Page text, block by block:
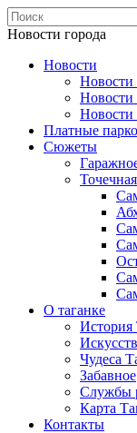
Новости города
Новости
Новости
Новости
Новости
Платные
Сюжеты
О таганке
История
Чудеса
Забавное
Службы
Карта
Контакты